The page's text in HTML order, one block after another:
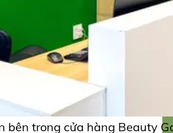
bên trong cửa hàng Beauty